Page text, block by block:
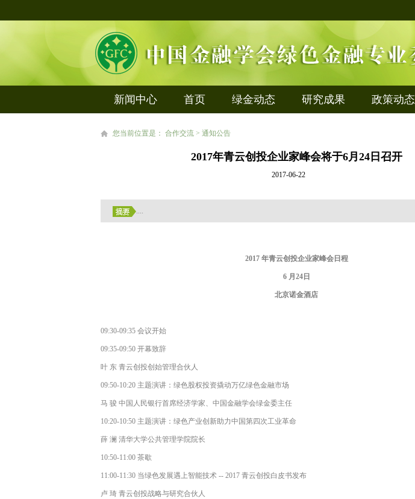
新闻中心 首页 绿金动态 研究成果 政策动态
您当前位置是： 合作交流 > 通知公告
2017年青云创投企业家峰会将于6月24日召开
2017-06-22
....
2017 年青云创投企业家峰会日程
6 月24日
北京诺金酒店
09:30-09:35 会议开始
09:35-09:50 开幕致辞
叶 东 青云创投创始管理合伙⼈
09:50-10:20 主题演讲：绿⾊股权投资撬动万亿绿⾊⾦融市场
马 骏 中国⼈民银⾏首席经济学家、中国⾦融学会绿⾦委主任
10:20-10:50 主题演讲：绿⾊产业创新助⼒中国第四次⼯业⾰命
薛 澜 清华⼤学公共管理学院院长
10:50-11:00 茶歇
11:00-11:30 当绿⾊发展遇上智能技术 -- 2017 青云创投白皮书发布
卢 琦 青云创投战略与研究合伙⼈